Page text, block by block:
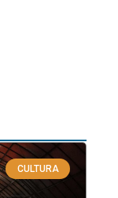
CULTURA